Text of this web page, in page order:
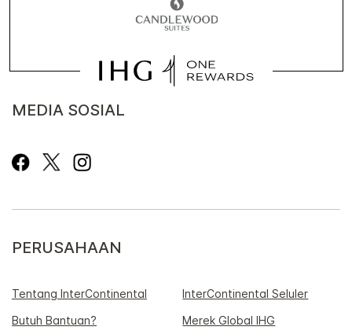
MEDIA SOSIAL
PERUSAHAAN
Tentang InterContinental
InterContinental Seluler
Butuh Bantuan?
Merek Global IHG